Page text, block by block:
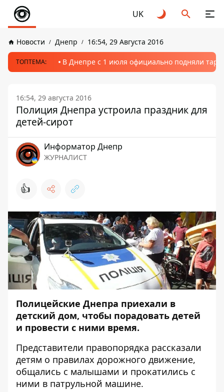
UK
Новости Днепр 16:54, 29 Августа 2016
ТОПТЕМА: В Днепре с 1 июля официально подняли
16:54, 29 августа 2016
Полиция Днепра устроила праздник для
детей-сирот
Информатор Днепр
ЖУРНАЛИСТ
👍
Полицейские Днепра приехали в
детский дом, чтобы порадовать детей
и провести с ними время.
Представители правопорядка рассказали
детям о правилах дорожного движение,
общались с малышами и прокатились с
ними в патрульной машине.